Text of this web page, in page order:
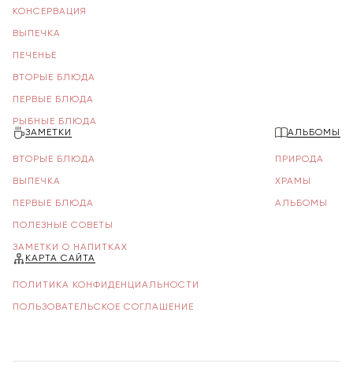
КОНСЕРВАЦИЯ
ВЫПЕЧКА
ПЕЧЕНЬЕ
ВТОРЫЕ БЛЮДА
ПЕРВЫЕ БЛЮДА
РЫБНЫЕ БЛЮДА
ЗАМЕТКИ
ВТОРЫЕ БЛЮДА
ВЫПЕЧКА
ПЕРВЫЕ БЛЮДА
ПОЛЕЗНЫЕ СОВЕТЫ
ЗАМЕТКИ О НАПИТКАХ
АЛЬБОМЫ
ПРИРОДА
ХРАМЫ
АЛЬБОМЫ
КАРТА САЙТА
ПОЛИТИКА КОНФИДЕНЦИАЛЬНОСТИ
ПОЛЬЗОВАТЕЛЬСКОЕ СОГЛАШЕНИЕ